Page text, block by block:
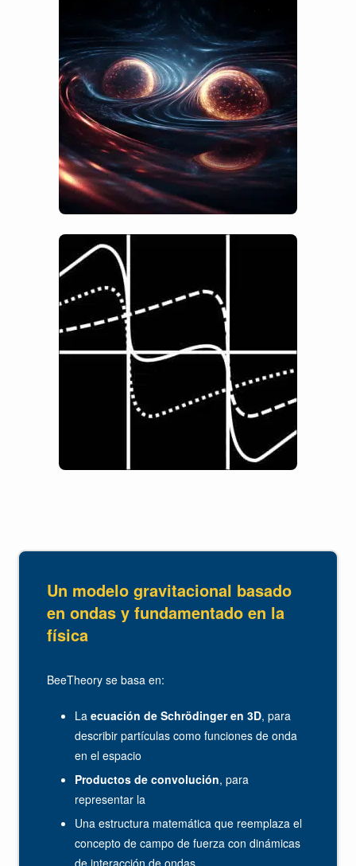
Un modelo gravitacional basado
en ondas y fundamentado en la
física
BeeTheory se basa en:
Laecuación de Schrödinger en 3D, para
describir partículas como funciones de onda
en el espacio
Productos de convolución, para
representar la
Una estructura matemática que reemplaza el
concepto de campo de fuerza con dinámicas
de interacción de ondas